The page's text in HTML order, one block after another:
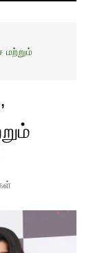
மற்றும்